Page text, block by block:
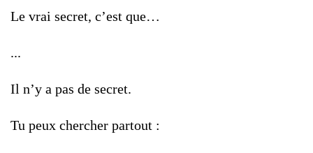
Le vrai secret, c’est que…
...
Il n’y a pas de secret.
Tu peux chercher partout :